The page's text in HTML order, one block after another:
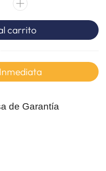
carrito
de Garantía